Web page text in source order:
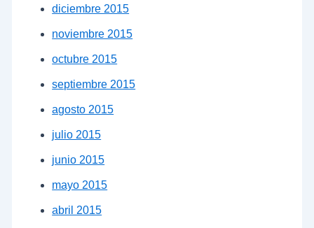
diciembre 2015
noviembre 2015
octubre 2015
septiembre 2015
agosto 2015
julio 2015
junio 2015
mayo 2015
abril 2015